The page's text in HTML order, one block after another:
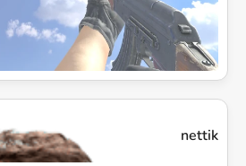
nettik